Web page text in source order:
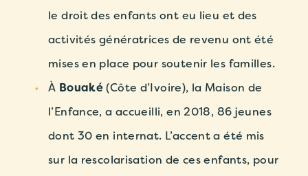
le droit des enfants ont eu lieu et des
activités génératrices de revenu ont été
mises en place pour soutenir les familles.
À Bouaké(Côte d’Ivoire), la Maison de
l’Enfance, a accueilli, en 2018, 86 jeunes
dont 30 en internat. L’accent a été mis
sur la rescolarisation de ces enfants, pour